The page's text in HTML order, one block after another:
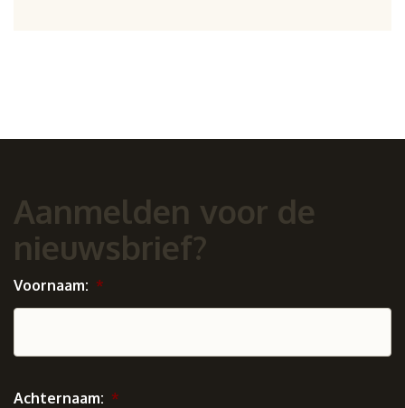
Aanmelden voor de
nieuwsbrief?
Voornaam: *
Achternaam: *